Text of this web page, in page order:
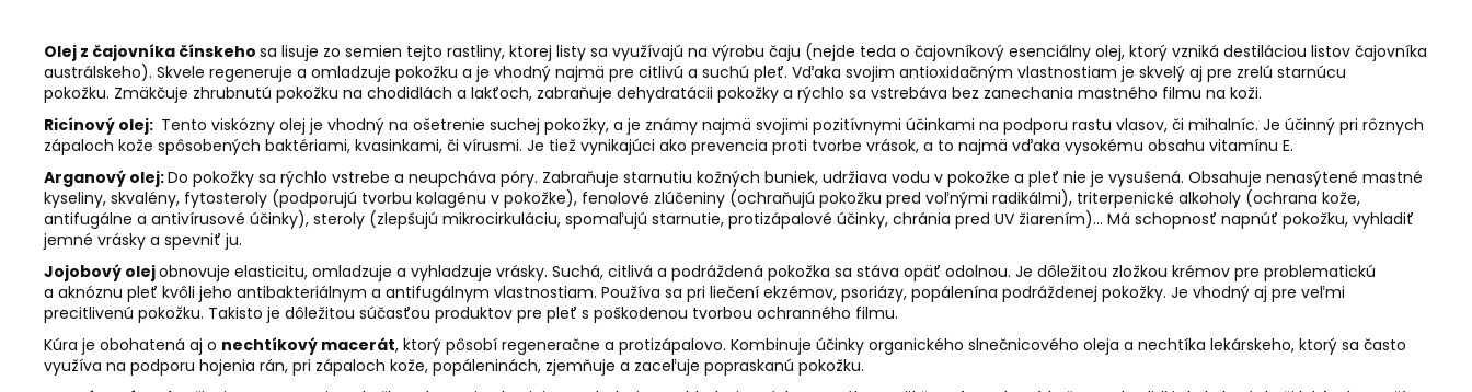
Olej z čajovníka čínskeho sa lisuje zo semien tejto rastliny, ktorej listy sa využívajú na výrobu čaju (nejde teda o čajovníkový esenciálny olej, ktorý vzniká destiláciou listov čajovníka
austrálskeho). Skvele regeneruje a omladzuje pokožku a je vhodný najmä pre citlivú a suchú pleť. Vďaka svojim antioxidačným vlastnostiam je skvelý aj pre zrelú starnúcu
pokožku. Zmäkčuje zhrubnutú pokožku na chodidlách a lakťoch, zabraňuje dehydratácii pokožky a rýchlo sa vstrebáva bez zanechania mastného filmu na koži.
Ricínový olej: Tento viskózny olej je vhodný na ošetrenie suchej pokožky, a je známy najmä svojimi pozitívnymi účinkami na podporu rastu vlasov, či mihalníc. Je účinný pri rôznych
zápaloch kože spôsobených baktériami, kvasinkami, či vírusmi. Je tiež vynikajúci ako prevencia proti tvorbe vrások, a to najmä vďaka vysokému obsahu vitamínu E.
Arganový olej:Do pokožky sa rýchlo vstrebe a neupcháva póry. Zabraňuje starnutiu kožných buniek, udržiava vodu v pokožke a pleť nie je vysušená. Obsahuje nenasýtené mastné
kyseliny, skvalény, fytosteroly (podporujú tvorbu kolagénu v pokožke), fenolové zlúčeniny (ochraňujú pokožku pred voľnými radikálmi), triterpenické alkoholy (ochrana kože,
antifugálne a antivírusové účinky), steroly (zlepšujú mikrocirkuláciu, spomaľujú starnutie, protizápalové účinky, chránia pred UV žiarením)… Má schopnosť napnúť pokožku, vyhladiť
jemné vrásky a spevniť ju.
Jojobový olejobnovuje elasticitu, omladzuje a vyhladzuje vrásky. Suchá, citlivá a podráždená pokožka sa stáva opäť odolnou. Je dôležitou zložkou krémov pre problematickú
a aknóznu pleť kvôli jeho antibakteriálnym a antifugálnym vlastnostiam. Používa sa pri liečení ekzémov, psoriázy, popálenína podráždenej pokožky. Je vhodný aj pre veľmi
precitlivenú pokožku. Takisto je dôležitou súčasťou produktov pre pleť s poškodenou tvorbou ochranného filmu.
Kúra je obohatená aj o nechtíkový macerát, ktorý pôsobí regeneračne a protizápalovo. Kombinuje účinky organického slnečnicového oleja a nechtíka lekárskeho, ktorý sa často
využíva na podporu hojenia rán, pri zápaloch kože, popáleninách, zjemňuje a zaceľuje popraskanú pokožku.